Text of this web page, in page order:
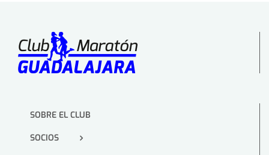
SOBRE EL CLUB
SOCIOS